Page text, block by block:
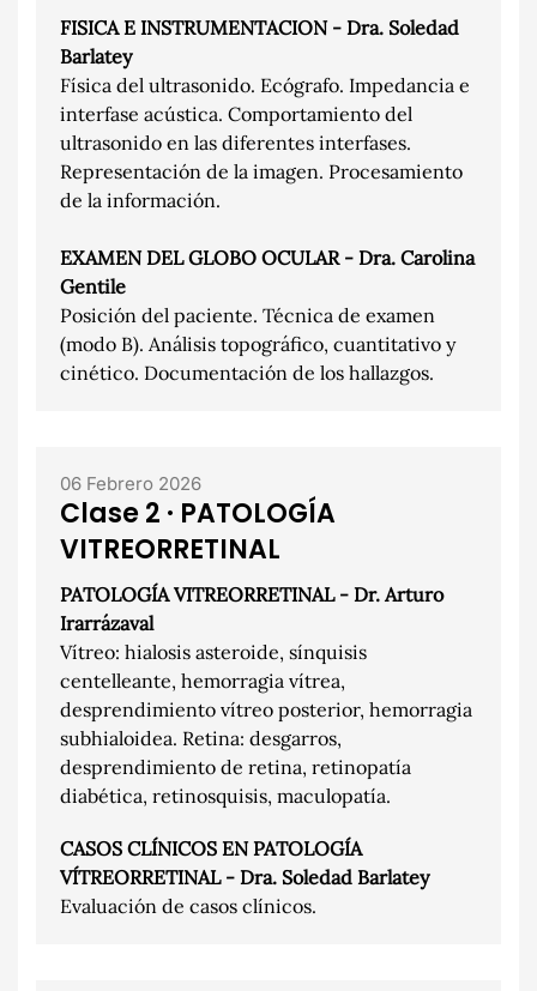
FISICA E INSTRUMENTACION - Dra. Soledad
Barlatey
Física del ultrasonido. Ecógrafo. Impedancia e
interfase acústica. Comportamiento del
ultrasonido en las diferentes interfases.
Representación de la imagen. Procesamiento
de la información.
EXAMEN DEL GLOBO OCULAR - Dra. Carolina
Gentile
Posición del paciente. Técnica de examen
(modo B). Análisis topográfico, cuantitativo y
cinético. Documentación de los hallazgos.
06 Febrero 2026
Clase 2 · PATOLOGÍA
VITREORRETINAL
PATOLOGÍA VITREORRETINAL - Dr. Arturo
Irarrázaval
Vítreo: hialosis asteroide, sínquisis
centelleante, hemorragia vítrea,
desprendimiento vítreo posterior, hemorragia
subhialoidea. Retina: desgarros,
desprendimiento de retina, retinopatía
diabética, retinosquisis, maculopatía.
CASOS CLÍNICOS EN PATOLOGÍA
VÍTREORRETINAL - Dra. Soledad Barlatey
Evaluación de casos clínicos.